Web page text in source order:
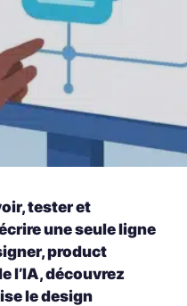
tester et
une seule ligne
product
l’IA, découvrez
le design